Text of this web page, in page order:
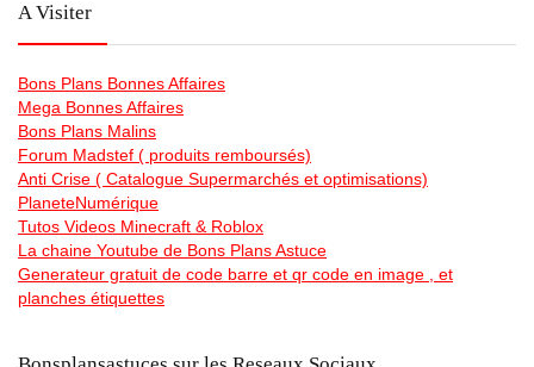
A Visiter
Bons Plans Bonnes Affaires
Mega Bonnes Affaires
Bons Plans Malins
Forum Madstef ( produits remboursés)
Anti Crise ( Catalogue Supermarchés et optimisations)
PlaneteNumérique
Tutos Videos Minecraft & Roblox
La chaine Youtube de Bons Plans Astuce
Generateur gratuit de code barre et qr code en image , et
planches étiquettes